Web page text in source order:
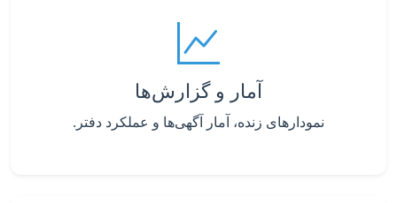
آمار و گزارش‌ها
نمودارهای زنده، آمار آگهی‌ها و عملکرد دفتر.